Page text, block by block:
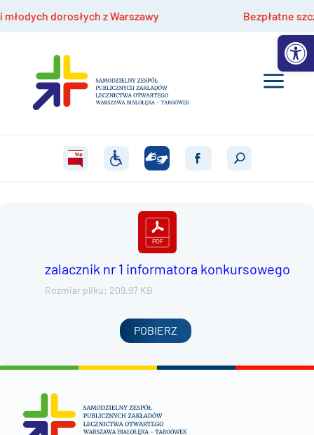
dorosłych z Warszawy Bezpłatne
zalacznik nr 1 informatora konkursowego
Rozmiar pliku: 209.97 KB
POBIERZ